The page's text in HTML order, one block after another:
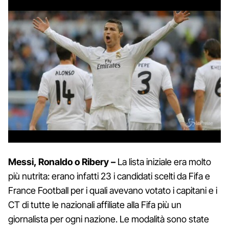
Messi, Ronaldo o Ribery – La lista iniziale era molto
più nutrita: erano infatti 23 i candidati scelti da Fifa e
France Football per i quali avevano votato i capitani e i
CT di tutte le nazionali affiliate alla Fifa più un
giornalista per ogni nazione. Le modalità sono state